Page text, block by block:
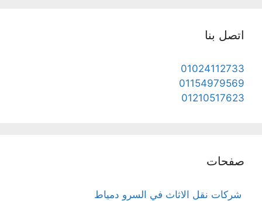
اتصل بنا
01024112733
01154979569
01210517623
صفحات
شركات نقل الاثاث في السرو دمياط